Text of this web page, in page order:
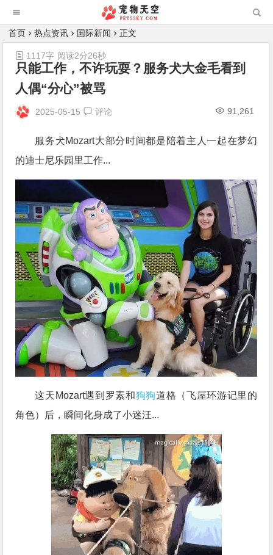
首页 热点资讯 国际新闻 正文
只能工作，不许玩耍？服务犬大金毛看到
人偶“分心”被骂
2025-05-15 评论 91,261
1117字 阅读2分26秒
服务犬Mozart大部分时间都是陪着主人一起在梦幻
的迪士尼乐园里工作...
这天Mozart遇到罗素和狗狗道格（飞屋环游记里的
角色）后，瞬间化身成了小迷汪...